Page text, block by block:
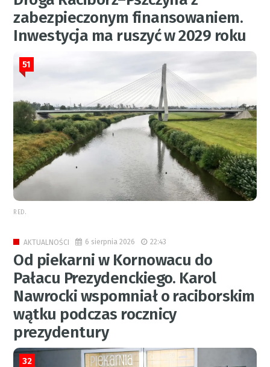
zabezpieczonym finansowaniem.
Inwestycja ma ruszyć w 2029 roku
51
RED.
AKTUALNOŚCI 6 sierpnia 2026 22:43
Od piekarni w Kornowacu do
Pałacu Prezydenckiego. Karol
Nawrocki wspomniał o raciborskim
wątku podczas rocznicy
prezydentury
32